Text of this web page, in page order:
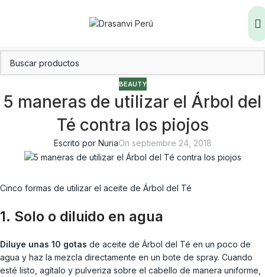
BEAUTY
5 maneras de utilizar el Árbol del
Té contra los piojos
Escrito por NuriaOn septiembre 24, 2018
Cinco formas de utilizar el aceite de Árbol del Té
1. Solo o diluido en agua
Diluye unas 10 gotas de aceite de Árbol del Té en un poco de
agua y haz la mezcla directamente en un bote de spray. Cuando
esté listo, agítalo y pulveriza sobre el cabello de manera uniforme,